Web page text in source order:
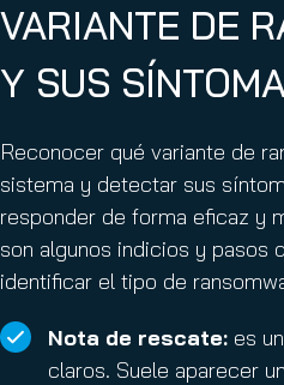
VARIANTE DE
Y SUS
Reconocer qué variante de
sistema y detectar sus
responder de forma eficaz y
son algunos indicios y pasos
identificar el tipo de
Nota de rescate: es
claros. Suele aparecer